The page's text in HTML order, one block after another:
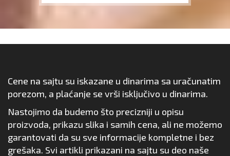
Cene na sajtu su iskazane u dinarima sa uračunatim
porezom, a plaćanje se vrši isključivo u dinarima.
Nastojimo da budemo što precizniji u opisu
proizvoda, prikazu slika i samih cena, ali ne možemo
garantovati da su sve informacije kompletne i bez
grešaka. Svi artikli prikazani na sajtu su deo naše